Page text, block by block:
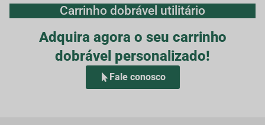
Carrinho dobrável utilitário
Adquira agora o seu carrinho
dobrável personalizado!
Fale conosco